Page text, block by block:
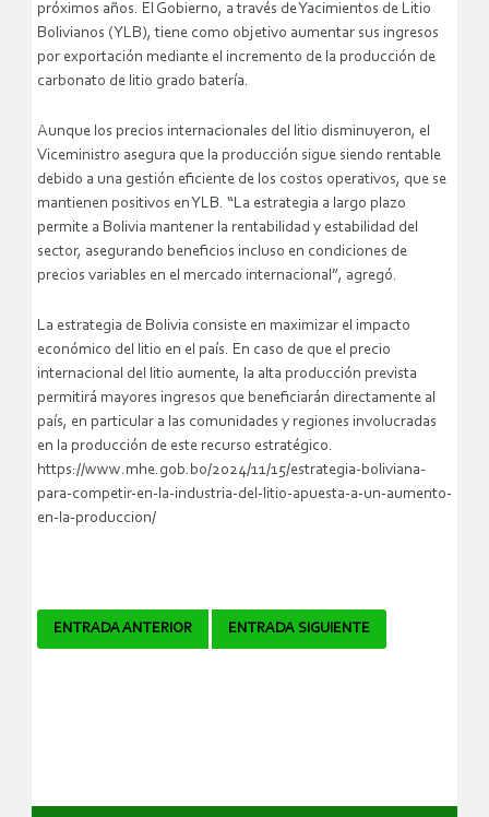
próximos años. El Gobierno, a través de Yacimientos de Litio
Bolivianos (YLB), tiene como objetivo aumentar sus ingresos
por exportación mediante el incremento de la producción de
carbonato de litio grado batería.
Aunque los precios internacionales del litio disminuyeron, el
Viceministro asegura que la producción sigue siendo rentable
debido a una gestión eficiente de los costos operativos, que se
mantienen positivos en YLB. “La estrategia a largo plazo
permite a Bolivia mantener la rentabilidad y estabilidad del
sector, asegurando beneficios incluso en condiciones de
precios variables en el mercado internacional”, agregó.
La estrategia de Bolivia consiste en maximizar el impacto
económico del litio en el país. En caso de que el precio
internacional del litio aumente, la alta producción prevista
permitirá mayores ingresos que beneficiarán directamente al
país, en particular a las comunidades y regiones involucradas
en la producción de este recurso estratégico.
https://www.mhe.gob.bo/2024/11/15/estrategia-boliviana-
para-competir-en-la-industria-del-litio-apuesta-a-un-aumento-
en-la-produccion/
Navegador
ENTRADA ANTERIOR ENTRADA SIGUIENTE